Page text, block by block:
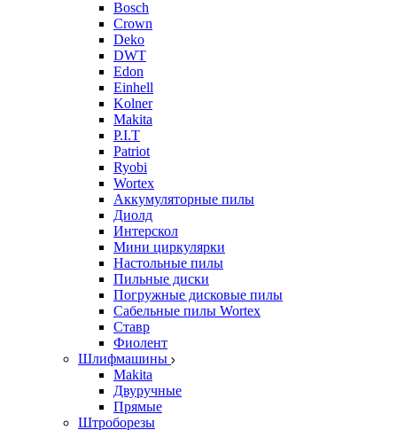
Bosch
Crown
Deko
DWT
Edon
Einhell
Kolner
Makita
P.I.T
Patriot
Ryobi
Wortex
Аккумуляторные пилы
Диолд
Интерскол
Мини циркулярки
Настольные пилы
Пильные диски
Погружные дисковые пилы
Сабельные пилы Wortex
Ставр
Фиолент
Шлифмашины
Makita
Двуручные
Прямые
Штроборезы